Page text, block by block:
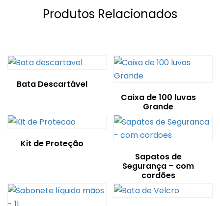
Produtos Relacionados
Bata Descartável
Caixa de 100 luvas
Grande
Kit de Proteção
Sapatos de
Segurança – com
cordões